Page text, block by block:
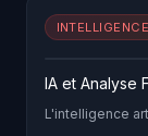
IA et Analyse
L'intelligence